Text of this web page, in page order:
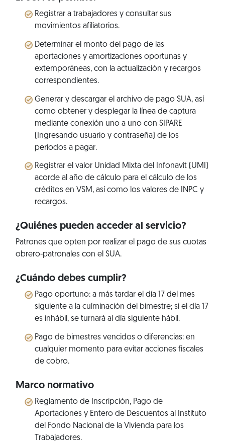
Registrar a trabajadores y consultar sus
movimientos afiliatorios.
Determinar el monto del pago de las
aportaciones y amortizaciones oportunas y
extemporáneas, con la actualización y recargos
correspondientes.
Generar y descargar el archivo de pago SUA, así
como obtener y desplegar la línea de captura
mediante conexión uno a uno con SIPARE
(Ingresando usuario y contraseña) de los
periodos a pagar.
Registrar el valor Unidad Mixta del Infonavit (UMI)
acorde al año de cálculo para el cálculo de los
créditos en VSM, así como los valores de INPC y
recargos.
¿Quiénes pueden acceder al servicio?
Patrones que opten por realizar el pago de sus cuotas
obrero-patronales con el SUA.
¿Cuándo debes cumplir?
Pago oportuno: a más tardar el día 17 del mes
siguiente a la culminación del bimestre; si el día 17
es inhábil, se turnará al día siguiente hábil.
Pago de bimestres vencidos o diferencias: en
cualquier momento para evitar acciones fiscales
de cobro.
Marco normativo
Reglamento de Inscripción, Pago de
Aportaciones y Entero de Descuentos al Instituto
del Fondo Nacional de la Vivienda para los
Trabajadores.